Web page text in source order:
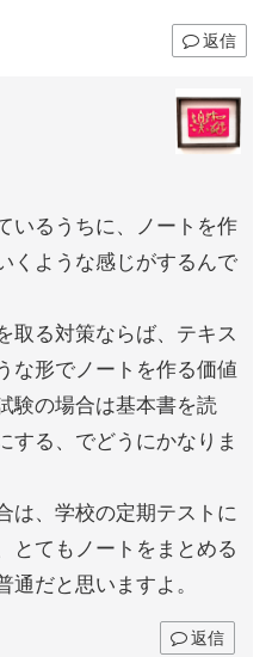
返信
いるうちに、ノートを作
くような感じがするんで
取る対策ならば、テキス
な形でノートを作る価値
験の場合は基本書を読
する、でどうにかなりま
は、学校の定期テストに
とてもノートをまとめる
通だと思いますよ。
返信